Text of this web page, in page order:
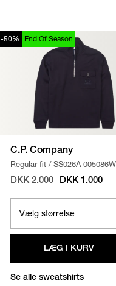
-50% End Of Season
C.P. Company
Regular fit / SS026A 005086W
SWEATSHIRT
/ NAVY
DKK 2.000 DKK 1.000
LÆG I KURV
Se alle sweatshirts